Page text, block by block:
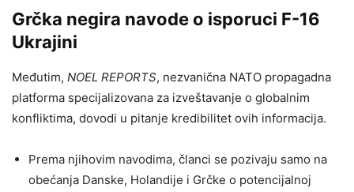
Grčka negira navode o isporuci F-16
Ukrajini
Međutim, NOEL REPORTS, nezvanična NATO propagadna
platforma specijalizovana za izveštavanje o globalnim
konfliktima, dovodi u pitanje kredibilitet ovih informacija.
Prema njihovim navodima, članci se pozivaju samo na
obećanja Danske, Holandije i Grčke o potencijalnoj